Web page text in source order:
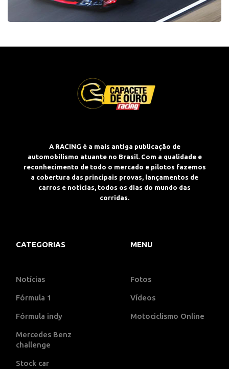
A RACING é a mais antiga publicação de
automobilismo atuante no Brasil. Com a qualidade e
reconhecimento de todo o mercado e pilotos fazemos
a cobertura das principais provas, lançamentos de
carros e notícias, todos os dias do mundo das
corridas.
CATEGORIAS
Notícias
Fórmula 1
Fórmula indy
Mercedes Benz
challenge
Stock car
MENU
Fotos
Vídeos
Motociclismo Online